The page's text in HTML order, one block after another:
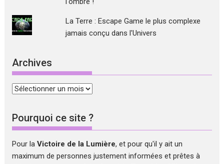
La Terre : Escape Game le plus complexe
jamais conçu dans l'Univers
Archives
Archives
Pourquoi ce site ?
Pour laVictoire de la Lumière, et pour qu'il y ait un
maximum de personnes justement informées et prêtes à